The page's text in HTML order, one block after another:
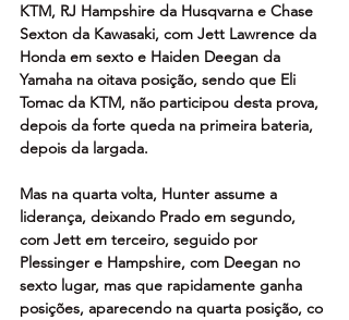
KTM, RJ Hampshire da Husqvarna e Chase
Sexton da Kawasaki, com Jett Lawrence da
Honda em sexto e Haiden Deegan da
Yamaha na oitava posição, sendo que Eli
Tomac da KTM, não participou desta prova,
depois da forte queda na primeira bateria,
depois da largada.
Mas na quarta volta, Hunter assume a
liderança, deixando Prado em segundo,
com Jett em terceiro, seguido por
Plessinger e Hampshire, com Deegan no
sexto lugar, mas que rapidamente ganha
posições, aparecendo na quarta posição, co